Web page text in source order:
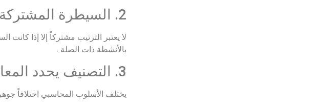
2. السيطرة المشتركة شرط أساسي
لا يعتبر الترتيب مشتركاً إلا إذا
بالأنشطة ذات الصلة .
3. التصنيف يحدد المعالجة المحاسبية
يختلف الأسلوب المحاسبي اختلافاً